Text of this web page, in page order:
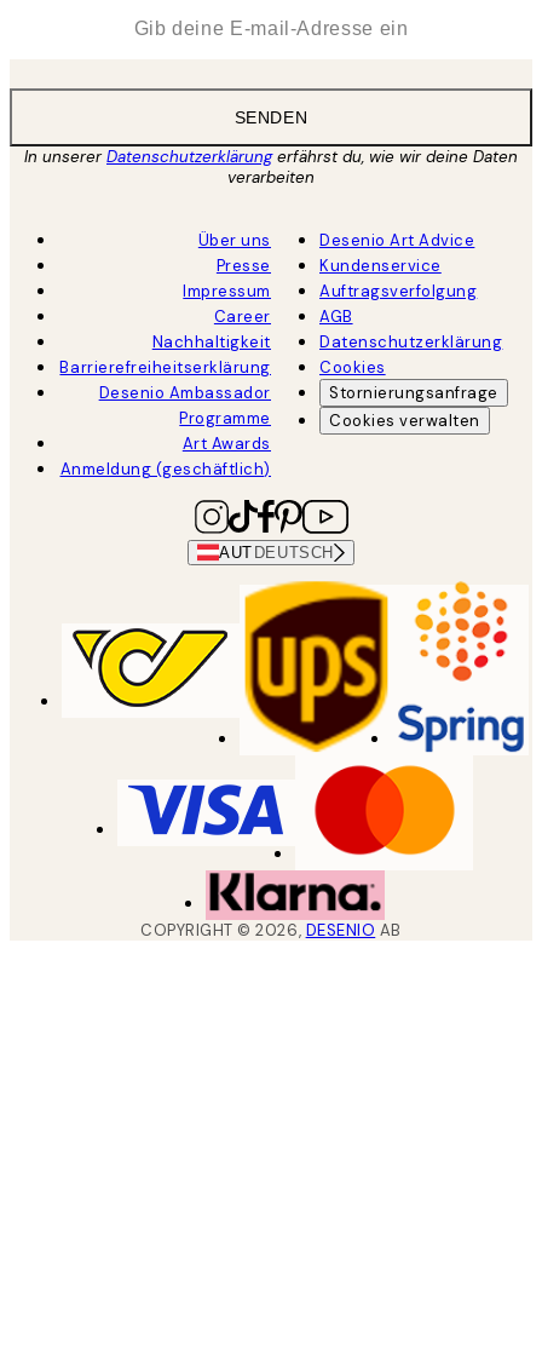
SENDEN
In unsererDatenschutzerklärungerfährst du, wie wir deine Daten
verarbeiten
Über uns
Presse
Impressum
Career
Nachhaltigkeit
Barrierefreiheitserklärung
Desenio Ambassador
Programme
Art Awards
Anmeldung (geschäftlich)
Desenio Art Advice
Kundenservice
Auftragsverfolgung
AGB
Datenschutzerklärung
Cookies
Stornierungsanfrage
Cookies verwalten
AUT DEUTSCH
COPYRIGHT ©2026, DESENIO AB